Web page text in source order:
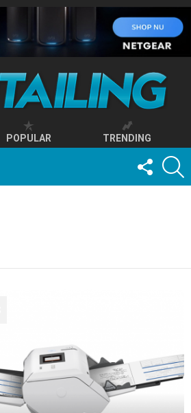
POPULAR TRENDING
FOLLOW
US